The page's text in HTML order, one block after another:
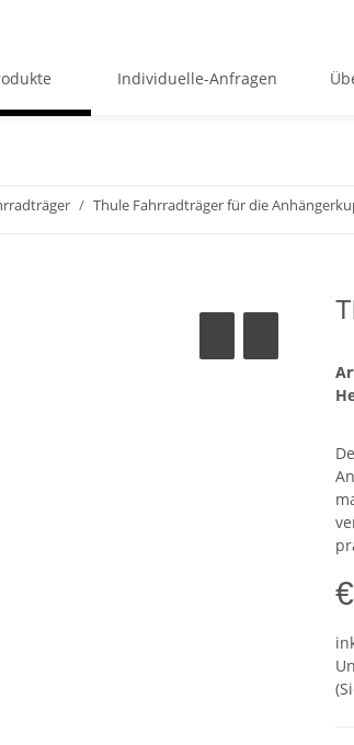
Individuelle-Anfragen
Thule Fahrradträger für die